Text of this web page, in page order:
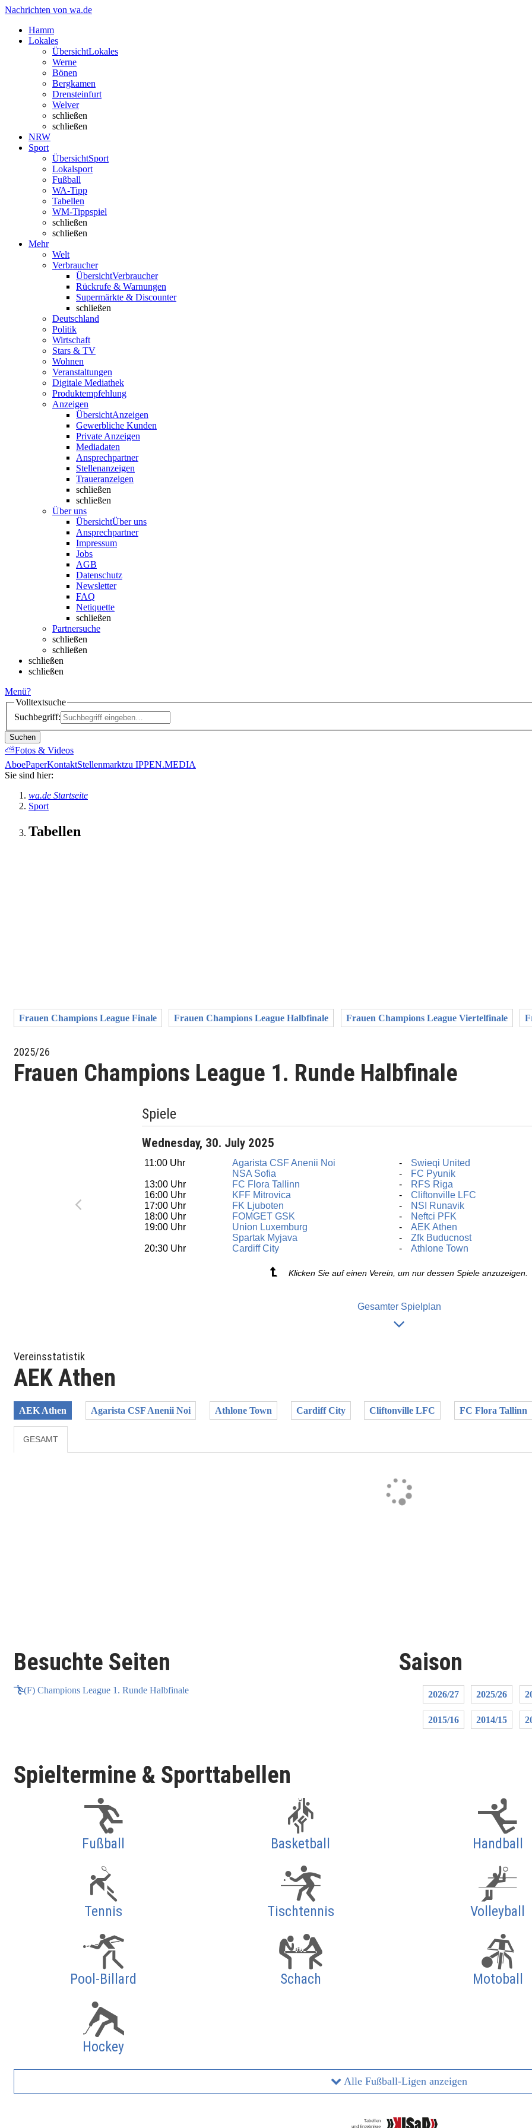
Nachrichten von wa.de
Hamm
Lokales
ÜbersichtLokales
Werne
Bönen
Bergkamen
Drensteinfurt
Welver
schließen
schließen
NRW
Sport
ÜbersichtSport
Lokalsport
Fußball
WA-Tipp
Tabellen
WM-Tippspiel
schließen
schließen
Mehr
Welt
Verbraucher
ÜbersichtVerbraucher
Rückrufe & Warnungen
Supermärkte & Discounter
schließen
Deutschland
Politik
Wirtschaft
Stars & TV
Wohnen
Veranstaltungen
Digitale Mediathek
Produktempfehlung
Anzeigen
ÜbersichtAnzeigen
Gewerbliche Kunden
Private Anzeigen
Mediadaten
Ansprechpartner
Stellenanzeigen
Traueranzeigen
schließen
schließen
Über uns
ÜbersichtÜber uns
Ansprechpartner
Impressum
Jobs
AGB
Datenschutz
Newsletter
FAQ
Netiquette
schließen
Partnersuche
schließen
schließen
schließen
schließen
Menü?
Volltextsuche
Suchbegriff:
Suchen
⛅Fotos & Videos
AboePaperKontaktStellenmarktzu IPPEN.MEDIA
Sie sind hier:
wa.de Startseite
Sport
Tabellen
Frauen Champions League Finale Frauen Champions League Halbfinale Frauen Champions League Viertelfinale
2025/26
Frauen Champions League 1. Runde Halbfinale
Spiele
Wednesday, 30. July 2025
11:00 Uhr Agarista CSF Anenii Noi Swieqi United
NSA Sofia
FC Pyunik
13:00 Uhr
FC Flora Tallinn RFS Riga
16:00 Uhr
KFF Mitrovica Cliftonville LFC
17:00 Uhr
FK Ljuboten NSI Runavik
18:00 Uhr
FOMGET GSK Neftci PFK
19:00 Uhr
Union Luxemburg AEK Athen
Spartak Myjava
Zfk Buducnost
20:30 Uhr
Cardiff City Athlone Town
Klicken Sie auf einen Verein, um nur dessen Spiele anzuzeigen.
Gesamter Spielplan
Vereinsstatistik
AEK Athen
AEK Athen Agarista CSF Anenii Noi Athlone Town Cardiff City Cliftonville LFC FC Flora Tallinn
GESAMT
Besuchte Seiten
(F) Champions League 1. Runde Halbfinale
Saison
2026/27 2025/26
2015/16 2014/15
Spieltermine & Sporttabellen
Fußball Basketball Handball
Tennis Tischtennis Volleyball
Pool-Billard Schach Motoball
Hockey
Alle Fußball-Ligen anzeigen